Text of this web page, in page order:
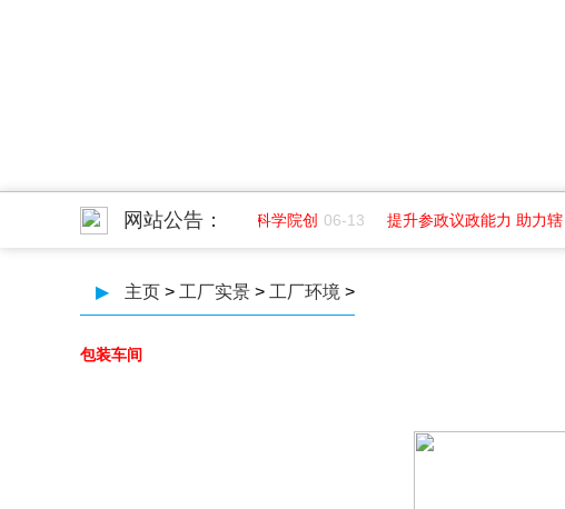
网站公告：
07-01 成都纺织高等专科学院创 06-13 提升参政议政能力 助力辖
▶ 主页 > 工厂实景 > 工厂环境 >
包装车间